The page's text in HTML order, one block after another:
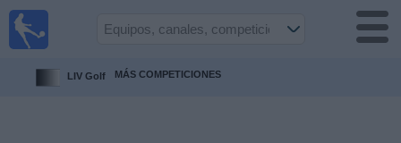
LIV Golf MÁS COMPETICIONES
Guía de